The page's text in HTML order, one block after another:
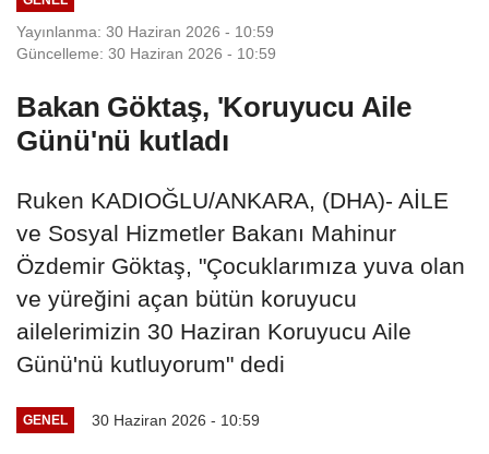
Yayınlanma: 30 Haziran 2026 - 10:59
Güncelleme: 30 Haziran 2026 - 10:59
Bakan Göktaş, 'Koruyucu Aile
Günü'nü kutladı
Ruken KADIOĞLU/ANKARA, (DHA)- AİLE
ve Sosyal Hizmetler Bakanı Mahinur
Özdemir Göktaş, "Çocuklarımıza yuva olan
ve yüreğini açan bütün koruyucu
ailelerimizin 30 Haziran Koruyucu Aile
Günü'nü kutluyorum" dedi
GENEL 30 Haziran 2026 - 10:59